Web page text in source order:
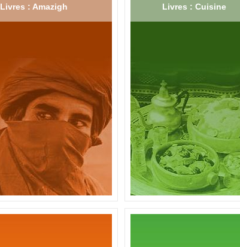
Livres : Amazigh Livres : Cuisine